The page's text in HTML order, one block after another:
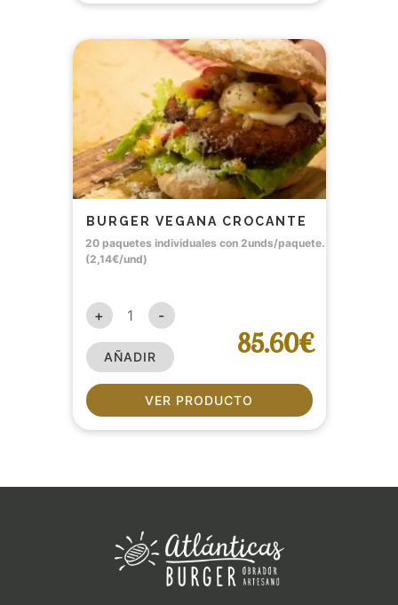
BURGER VEGANA CROCANTE
20 paquetes individuales con 2unds/paquete.
(2,14€/und)
+ -
AÑADIR 85.60€
VER PRODUCTO